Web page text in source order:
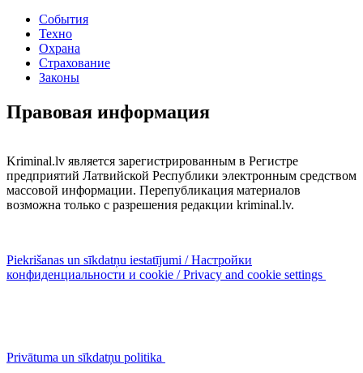
События
Техно
Охрана
Страхование
Законы
Правовая информация
Kriminal.lv является зарегистрированным в Регистре
предприятий Латвийской Республики электронным средством
массовой информации. Перепубликация материалов
возможна только с разрешения редакции kriminal.lv.
Piekrišanas un sīkdatņu iestatījumi / Настройки
конфиденциальности и cookie / Privacy and cookie settings
Privātuma un sīkdatņu politika